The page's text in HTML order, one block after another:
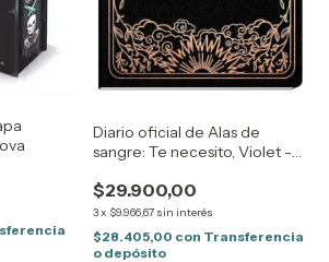
Diario oficial de Alas de
sangre: Te necesito, Violet -
$29.900,00
3x $9.966,67 sin interés
$28.405,00 con Transferencia
o depósito